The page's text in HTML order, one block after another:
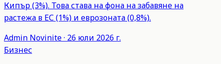
Кипър (3%). Това става на фона на забавяне на
растежа в ЕС (1%) и еврозоната (0,8%).
Admin Novinite· 26 юли 2026 г.
Бизнес